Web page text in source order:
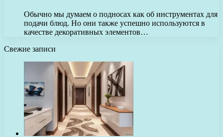
Обычно мы думаем о подносах как об инструментах для
подачи блюд. Но они также успешно используются в
качестве декоративных элементов…
Свежие записи